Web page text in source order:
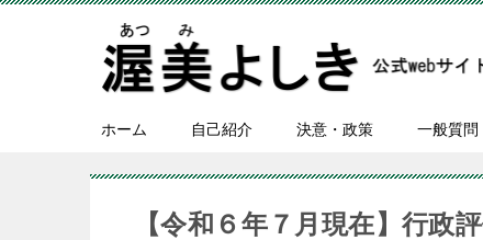
ホーム 自己紹介 決意・政策 一般質問
【令和６年７月現在】行政